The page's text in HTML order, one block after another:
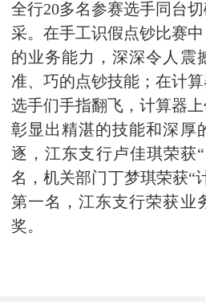
全行20多名参赛选手同台
采。在手工识假点钞比赛
的业务能力，深深令人震
准、巧的点钞技能；在计
选手们手指翻飞，计算器
彰显出精湛的技能和深厚
逐，江东支行卢佳琪荣获
名，机关部门丁梦琪荣获“
第一名，江东支行荣获业
奖。